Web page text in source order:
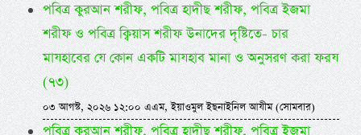
পবিত্র কুরআন শরীফ, পবিত্র হাদীছ শরীফ, পবিত্র ইজমা
শরীফ ও পবিত্র ক্বিয়াস শরীফ উনাদের দৃষ্টিতে- চার
মাযহাবের যে কোন একটি মাযহাব মানা ও অনুসরণ করা ফরয
(৭৩)
০৩ আগস্ট, ২০২৬ ১২:০০ এএম, ইয়াওমুল ইছনাইনিল আযীম (সোমবার)